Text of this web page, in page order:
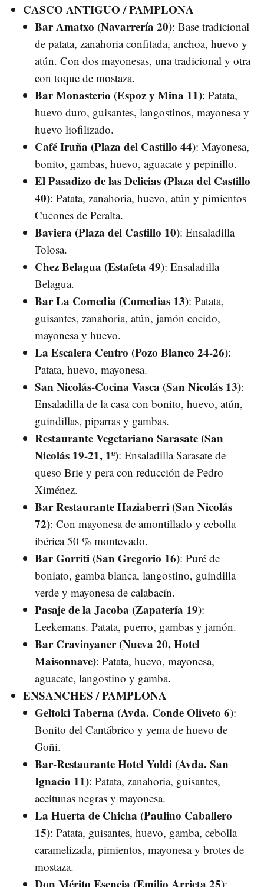
CASCO ANTIGUO / PAMPLONA
Bar Amatxo (Navarrería 20): Base tradicional
de patata, zanahoria confitada, anchoa, huevo y
atún. Con dos mayonesas, una tradicional y otra
con toque de mostaza.
Bar Monasterio (Espoz y Mina 11): Patata,
huevo duro, guisantes, langostinos, mayonesa y
huevo liofilizado.
Café Iruña (Plaza del Castillo 44): Mayonesa,
bonito, gambas, huevo, aguacate y pepinillo.
El Pasadizo de las Delicias (Plaza del Castillo
40): Patata, zanahoria, huevo, atún y pimientos
Cucones de Peralta.
Baviera (Plaza del Castillo 10): Ensaladilla
Tolosa.
Chez Belagua (Estafeta 49): Ensaladilla
Belagua.
Bar La Comedia (Comedias 13): Patata,
guisantes, zanahoria, atún, jamón cocido,
mayonesa y huevo.
La Escalera Centro (Pozo Blanco 24-26):
Patata, huevo, mayonesa.
San Nicolás-Cocina Vasca (San Nicolás 13):
Ensaladilla de la casa con bonito, huevo, atún,
guindillas, piparras y gambas.
Restaurante Vegetariano Sarasate (San
Nicolás 19-21, 1º): Ensaladilla Sarasate de
queso Brie y pera con reducción de Pedro
Ximénez.
Bar Restaurante Haziaberri (San Nicolás
72): Con mayonesa de amontillado y cebolla
ibérica 50 % montevado.
Bar Gorriti (San Gregorio 16): Puré de
boniato, gamba blanca, langostino, guindilla
verde y mayonesa de calabacín.
Pasaje de la Jacoba (Zapatería 19):
Leekemans. Patata, puerro, gambas y jamón.
Bar Cravinyaner (Nueva 20, Hotel
Maisonnave): Patata, huevo, mayonesa,
aguacate, langostino y gamba.
ENSANCHES / PAMPLONA
Geltoki Taberna (Avda. Conde Oliveto 6):
Bonito del Cantábrico y yema de huevo de
Goñi.
Bar-Restaurante Hotel Yoldi (Avda. San
Ignacio 11): Patata, zanahoria, guisantes,
aceitunas negras y mayonesa.
La Huerta de Chicha (Paulino Caballero
15): Patata, guisantes, huevo, gamba, cebolla
caramelizada, pimientos, mayonesa y brotes de
mostaza.
Don Mérito Esencia (Emilio Arrieta 25):